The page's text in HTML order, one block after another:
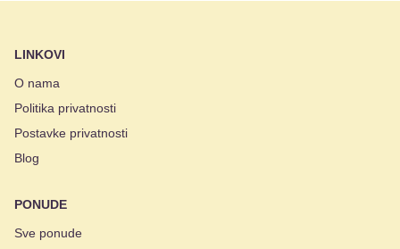
LINKOVI
O nama
Politika privatnosti
Postavke privatnosti
Blog
PONUDE
Sve ponude